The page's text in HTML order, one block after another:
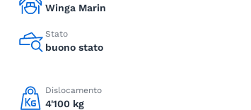
Winga Marin
Stato
buono stato
Dislocamento
4'100 kg